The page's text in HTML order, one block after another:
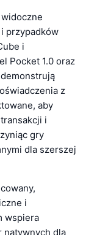
przypadków
i
Pocket 1.0 oraz
z
aby
i
gry
dla szerszej
i
wspiera
natywnych dla